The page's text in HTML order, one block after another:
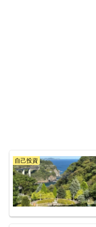
自己投資